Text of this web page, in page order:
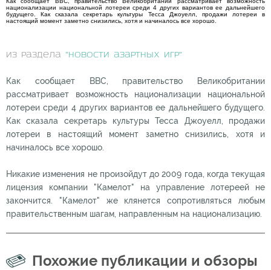
национализации национальной лотереи среди 4 других вариантов ее дальнейшего
будущего. Как сказала секретарь культуры Тесса Джоуелл, продажи лотереи в
настоящий момент заметно снизились, хотя и начиналось все хорошо.
из раздела "Новости азартных игр"
Как сообщает BBC, правительство Великобритании
рассматривает возможность национализации национальной
лотереи среди 4 других вариантов ее дальнейшего будущего.
Как сказала секретарь культуры Тесса Джоуелл, продажи
лотереи в настоящий момент заметно снизились, хотя и
начиналось все хорошо.
Никакие изменения не произойдут до 2009 года, когда текущая
лицензия компании "Камелот" на управление лотереей не
закончится. "Камелот" же клянется сопротивляться любым
правительственным шагам, направленным на национализацию.
Похожие публикации и обзоры